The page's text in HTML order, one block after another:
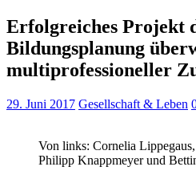
Erfolgreiches Projekt
Bildungsplanung
multiprofessioneller
29. Juni 2017 Gesellschaft & Leben
Von links: Cornelia
Philipp Knappmeyer und